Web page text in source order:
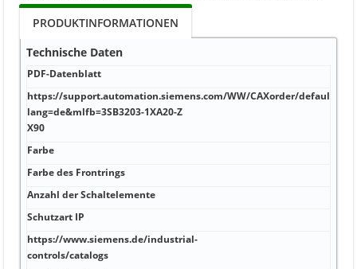
PRODUKTINFORMATIONEN
Technische Daten
PDF-Datenblatt
https://support.automation.siemens.com/WW/CAXorder/
lang=de&mlfb=3SB3203-1XA20-Z
X90
Farbe
Farbe des Frontrings
Anzahl der Schaltelemente
Schutzart IP
https://www.siemens.de/industrial-
controls/catalogs